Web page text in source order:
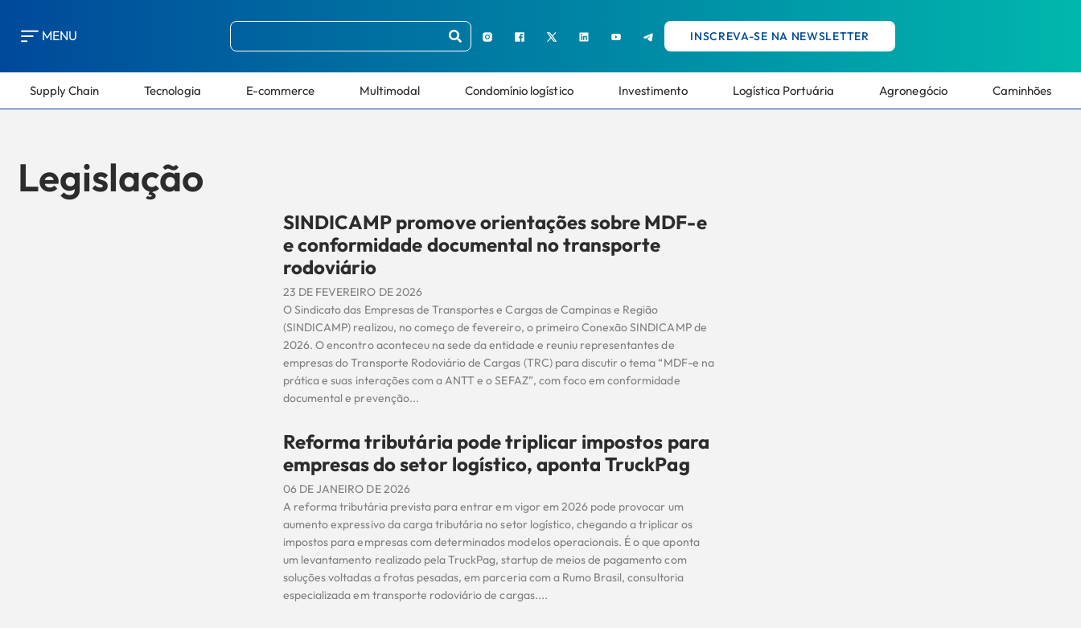
MENU INSCREVA-SE NA NEWSLETTER
Supply Chain Tecnologia E-commerce Multimodal Condomínio logístico Investimento Logística Portuária Agronegócio Caminhões
Legislação
SINDICAMP promove orientações sobre MDF-e
e conformidade documental no transporte
rodoviário
23 DE FEVEREIRO DE 2026
O Sindicato das Empresas de Transportes e Cargas de Campinas e Região
(SINDICAMP) realizou, no começo de fevereiro, o primeiro Conexão SINDICAMP de
2026. O encontro aconteceu na sede da entidade e reuniu representantes de
empresas do Transporte Rodoviário de Cargas (TRC) para discutir o tema “MDF-e na
prática e suas interações com a ANTT e o SEFAZ”, com foco em conformidade
documental e prevenção...
Reforma tributária pode triplicar impostos para
empresas do setor logístico, aponta TruckPag
06 DE JANEIRO DE 2026
A reforma tributária prevista para entrar em vigor em 2026 pode provocar um
aumento expressivo da carga tributária no setor logístico, chegando a triplicar os
impostos para empresas com determinados modelos operacionais. É o que aponta
um levantamento realizado pela TruckPag, startup de meios de pagamento com
soluções voltadas a frotas pesadas, em parceria com a Rumo Brasil, consultoria
especializada em transporte rodoviário de cargas....